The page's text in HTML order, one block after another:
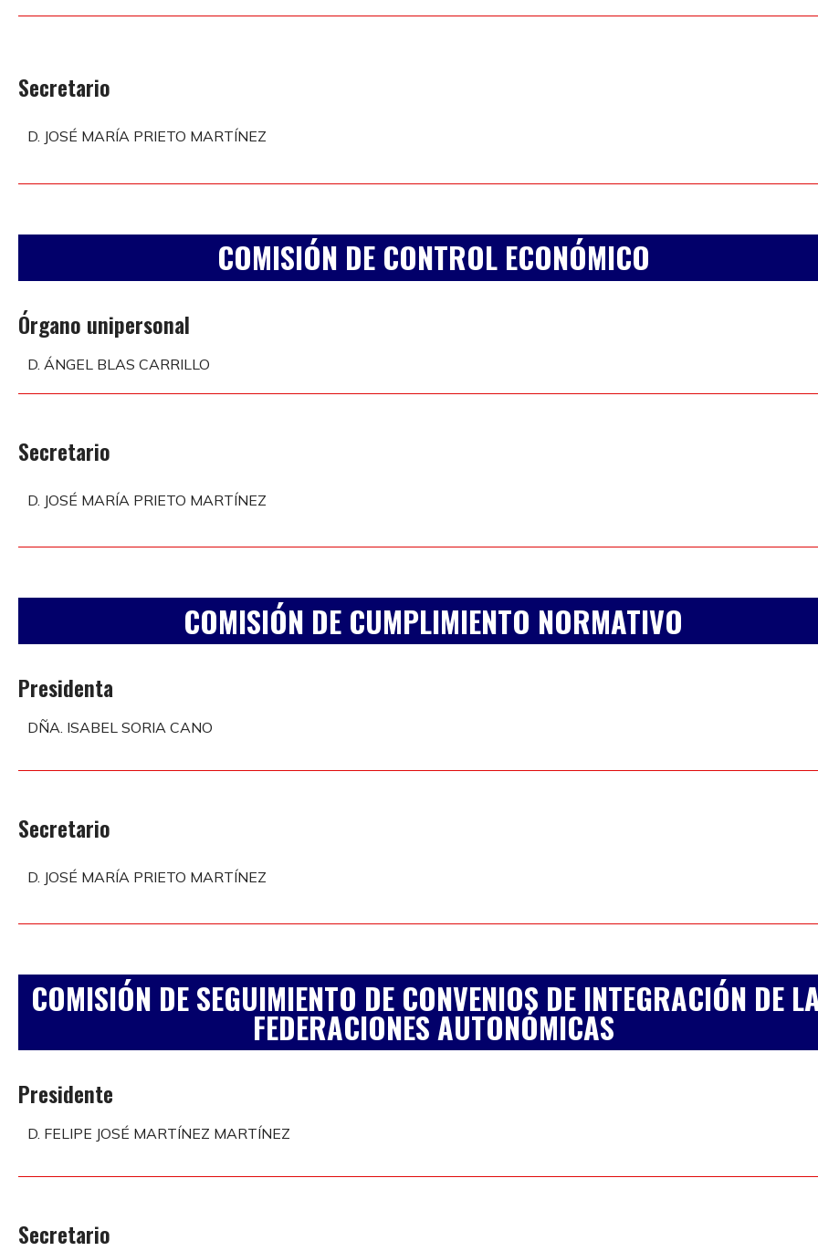
Secretario
D. JOSÉ MARÍA PRIETO MARTÍNEZ
COMISIÓN DE CONTROL ECONÓMICO
Órgano unipersonal
D. ÁNGEL BLAS CARRILLO
Secretario
D. JOSÉ MARÍA PRIETO MARTÍNEZ
COMISIÓN DE CUMPLIMIENTO NORMATIVO
Presidenta
DÑA. ISABEL SORIA CANO
Secretario
D. JOSÉ MARÍA PRIETO MARTÍNEZ
COMISIÓN DE SEGUIMIENTO DE CONVENIOS DE INTEGRACIÓN DE
FEDERACIONES AUTONÓMICAS
Presidente
D. FELIPE JOSÉ MARTÍNEZ MARTÍNEZ
Secretario